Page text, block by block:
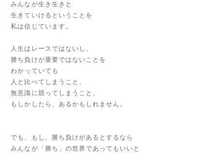
みんなが生き生きと
生きていけるということを
私は信じています。
人生はレースではないし、
勝ち負けが重要ではないことを
わかっていても
人と比べてしまうこと、
無意識に競ってしまうこと、
もしかしたら、あるかもしれません。
でも、もし、勝ち負けがあるとするなら
みんなが「勝ち」の世界であってもいいと